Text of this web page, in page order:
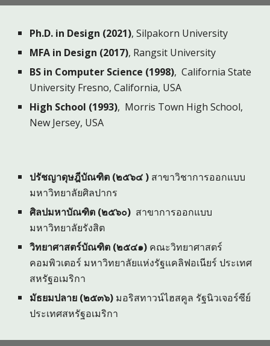
Ph.D. in Design (2021), Silpakorn University
MFA in Design (2017), Rangsit University
BS in Computer Science (1998), California State
University Fresno, California, USA
High School (1993), Morris Town High School,
New Jersey, USA
ปรัชญาดุษฎีบัณฑิต (๒๕๖๔ ) สาขาวิชาการออกแบบ
มหาวิทยาลัยศิลปากร
ศิลปมหาบัณฑิต (๒๕๖๐) สาขาการออกแบบ
มหาวิทยาลัยรังสิต
วิทยาศาสตร์บัณฑิต (๒๕๔๑) คณะวิทยาศาสตร์
คอมพิวเตอร์ มหาวิทยาลัยแห่งรัฐแคลิฟอเนียร์ ประเทศ
สหรัฐอเมริกา
มัธยมปลาย (๒๕๓๖) มอริสทาวน์ไฮสคูล รัฐนิวเจอร์ซีย์
ประเทศสหรัฐอเมริกา